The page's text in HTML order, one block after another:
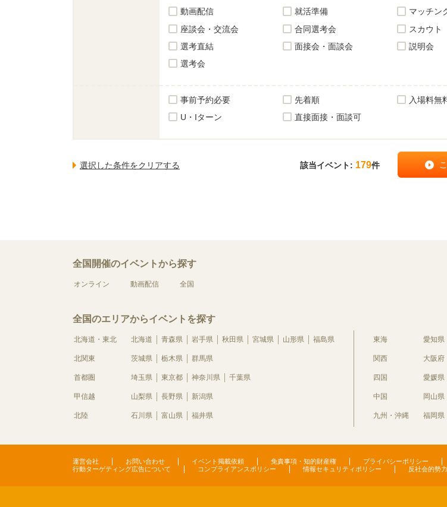
動画配信
就活準備
マッチン
座談会・交流会
合同選考会
スカウト
選考直結
面接会・面談会
説明会
選考会
事前予約必要 先着順
入場料無
U・Iターン
直接面接・面談可
該当イベント: 179件
全国開催のイベントから探す
オンライン 動画配信 全国
全国のエリアからイベントを探す
北海道・東北 北海道 青森県 岩手県 秋田県 宮城県 山形県 福島県
北関東 茨城県 栃木県 群馬県
首都圏 埼玉県 東京都 神奈川県 千葉県
甲信越 山梨県 長野県 新潟県
北陸 石川県 富山県 福井県
東海 愛知県
関西 大阪府
四国 愛媛県
中国 岡山県
九州・沖縄 福岡県
運営会社 お問い合わせ イベント掲載依頼 免責事項・知的財産権 プライバシーポリシー
行動ターゲティング広告について
コンプライアンスポリシー 情報セキュリティポリシー 反社会的勢